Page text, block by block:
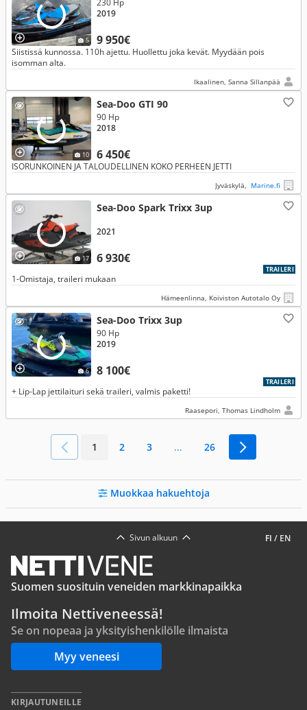
5 9 950€
230 Hp
2019
Siistissä kunnossa. 110h ajettu. Huollettu joka kevät. Myydään pois
isomman alta.
Ikaalinen, Sanna Sillanpää
10
Sea-Doo GTI 90
6 450€
90 Hp
2018
ISORUNKOINEN JA TALOUDELLINEN KOKO PERHEEN JETTI
Jyväskylä, Marine.fi
17
Sea-Doo Spark Trixx 3up
6 930€
2021
TRAILERI
1-Omistaja, traileri mukaan
Hämeenlinna, Koiviston Autotalo Oy
6
Sea-Doo Trixx 3up
8 100€
90 Hp
2019
TRAILERI
+ Lip-Lap jettilaituri sekä traileri, valmis paketti!
Raasepori, Thomas Lindholm
1 2 3 ... 26
Muokkaa hakuehtoja
FI / EN
Sivun alkuun
Suomen suosituin veneiden markkinapaikka
Ilmoita Nettiveneessä!
Se on nopeaa ja yksityishenkilölle ilmaista
Myy veneesi
KIRJAUTUNEILLE